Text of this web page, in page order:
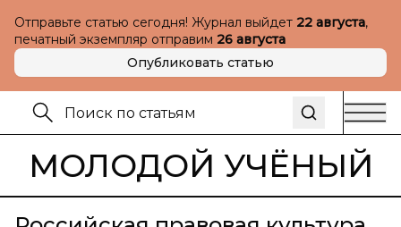
Отправьте статью сегодня! Журнал выйдет 22 августа,
печатный экземпляр отправим 26 августа
Опубликовать статью
МОЛОДОЙ УЧЁНЫЙ